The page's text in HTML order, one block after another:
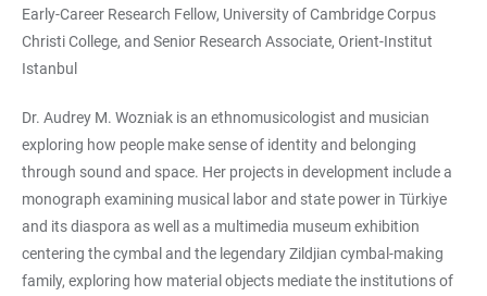
Early-Career Research Fellow, University of Cambridge Corpus
Christi College, and Senior Research Associate, Orient-Institut
Istanbul
Dr. Audrey M. Wozniak is an ethnomusicologist and musician
exploring how people make sense of identity and belonging
through sound and space. Her projects in development include a
monograph examining musical labor and state power in Türkiye
and its diaspora as well as a multimedia museum exhibition
centering the cymbal and the legendary Zildjian cymbal-making
family, exploring how material objects mediate the institutions of